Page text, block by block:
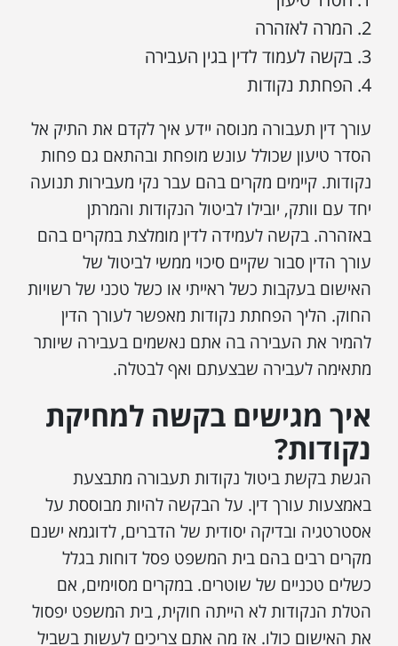
המרה לאזהרה
בקשה לעמוד לדין בגין העבירה
הפחתת נקודות
עורך דין תעבורה מנוסה יידע איך לקדם את התיק אל
הסדר טיעון שכולל עונש מופחת ובהתאם גם פחות
נקודות. קיימים מקרים בהם עבר נקי מעבירות תנועה
יחד עם וותק, יובילו לביטול הנקודות והמרתן
באזהרה. בקשה לעמידה לדין מומלצת במקרים בהם
עורך הדין סבור שקיים סיכוי ממשי לביטול של
האישום בעקבות כשל ראייתי או כשל טכני של רשויות
החוק. הליך הפחתת נקודות מאפשר לעורך הדין
להמיר את העבירה בה אתם נאשמים בעבירה שיותר
מתאימה לעבירה שבצעתם ואף לבטלה.
איך מגישים בקשה למחיקת
נקודות?
הגשת בקשת ביטול נקודות תעבורה מתבצעת
באמצעות עורך דין. על הבקשה להיות מבוססת על
אסטרטגיה ובדיקה יסודית של הדברים, לדוגמא ישנם
מקרים רבים בהם בית המשפט פסל דוחות בגלל
כשלים טכניים של שוטרים. במקרים מסוימים, אם
הטלת הנקודות לא הייתה חוקית, בית המשפט יפסול
את האישום כולו. אז מה אתם צריכים לעשות בשביל